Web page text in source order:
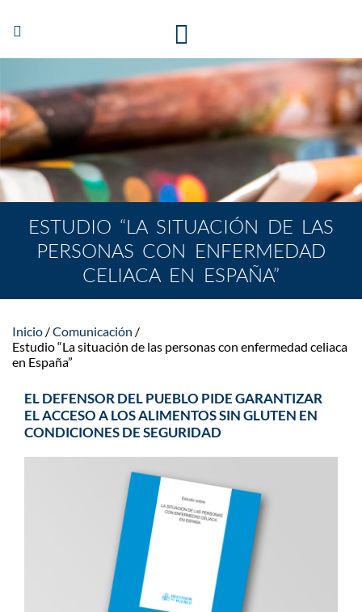
Abrir/Cerrar
navegación
ESTUDIO “LA SITUACIÓN DE LAS
PERSONAS CON ENFERMEDAD
CELIACA EN ESPAÑA”
Inicio
Comunicación
Estudio “La situación de las personas con enfermedad celiaca
en España”
EL DEFENSOR DEL PUEBLO PIDE GARANTIZAR
EL ACCESO A LOS ALIMENTOS SIN GLUTEN EN
CONDICIONES DE SEGURIDAD